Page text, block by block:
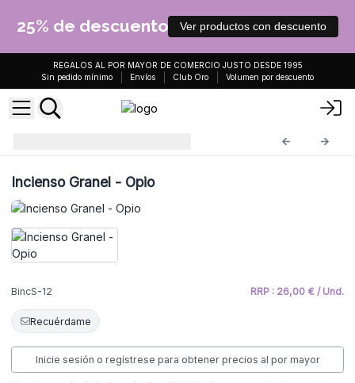
25% de descuento Ver productos con descuento
REGALOS AL POR MAYOR DE COMERCIO JUSTO DESDE 1995
Sin pedido mínimo
Envíos Club Oro Volumen por descuento
Incienso Granel - Opio
BincS-12 RRP : 26,00 € / Und.
Recuérdame
Inicie sesión o regístrese para obtener precios al por mayor